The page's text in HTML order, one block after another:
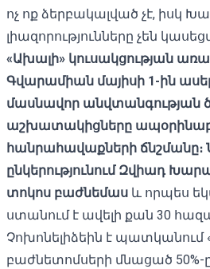
ոչ ոք ձերբակալված չէ, իսկ
լիազորությունները չեն
«Ախալի» կուսակցության
Գվարամիան մայիսի 1-ին
մասնավոր անվտանգության
աշխատակիցները
հանրահավաքների ճնշմանը։
ընկերությունում Զվիադ
տոկոս բաժնեմաս և որպես
ստանում է ավելի քան 30
Չոխոնելիձեին է պատկանում
բաժնետոմսերի մնացած 50%-